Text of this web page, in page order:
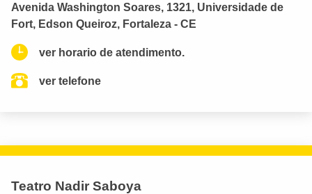
Avenida Washington Soares, 1321, Universidade de
Fort, Edson Queiroz, Fortaleza - CE
ver horario de atendimento.
ver telefone
Teatro Nadir Saboya